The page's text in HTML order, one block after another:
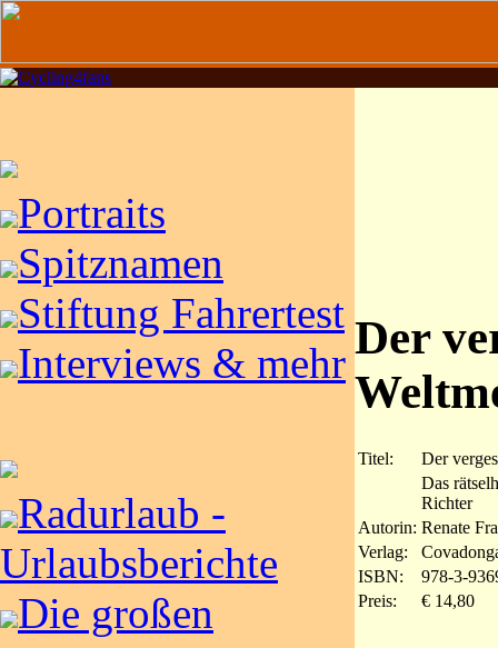
Portraits
Spitznamen
Stiftung Fahrertest
Interviews & mehr
Radurlaub -
Urlaubsberichte
Die großen
Der
Titel:
Der
Das
Richter
Autorin: Renate
Verlag:
ISBN:
978-3-
Preis:
€ 14,80